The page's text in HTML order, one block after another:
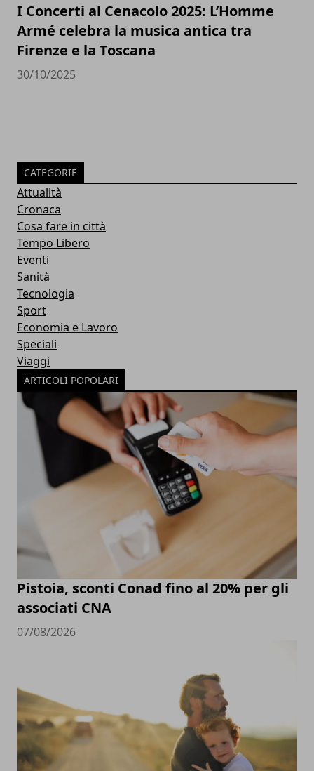
I Concerti al Cenacolo 2025: L’Homme
Armé celebra la musica antica tra
Firenze e la Toscana
30/10/2025
CATEGORIE
Attualità
Cronaca
Cosa fare in città
Tempo Libero
Eventi
Sanità
Tecnologia
Sport
Economia e Lavoro
Speciali
Viaggi
ARTICOLI POPOLARI
Pistoia, sconti Conad fino al 20% per gli
associati CNA
07/08/2026